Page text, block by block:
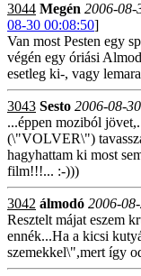
3044 Megén 2006-08-
08-30 00:08:50]
Van most Pesten egy
végén egy óriási
esetleg ki-, vagy
3043 Sesto 2006-08-
...éppen moziból
(\"VOLVER\")
hagyhattam ki most
film!!!... :-)))
3042 álmodó 2006-
Resztelt májat eszem
ennék...Ha a kicsi
szemekkel\",mert így